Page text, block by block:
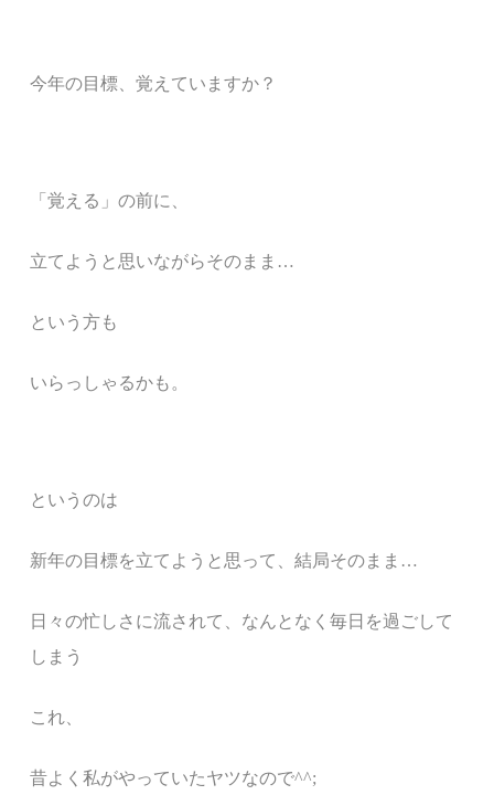
今年の目標、覚えていますか？
「覚える」の前に、
立てようと思いながらそのまま …
という方も
いらっしゃるかも。
というのは
新年の目標を立てようと思って、結局そのまま …
日々の忙しさに流されて、なんとなく毎日を過ごして
しまう
これ、
昔よく私がやっていたヤツなので^^;